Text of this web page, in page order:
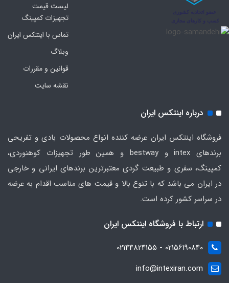
لیست قیمت
تجهیزات کمپینگ
تماس با اینتکس ایران
وبلاگ
قوانین و مقررات
نقشه سایت
درباره اینتکس ایران
فروشگاه اینتکس ایران عرضه کننده انواع محصولات بادی و تفریحی
برندهای intex و bestway و همین طور تجهیزات کوهنوردی،
کمپینگ، سفری و طبیعت گردی معتبرترین برندهای ایرانی و خارجی
در ایران می باشد که با تنوع بالا و قیمت های مناسب اقدام به عرضه
در سراسر کشور کرده است.
ارتباط با فروشگاه اینتکس ایران
02156190840 - 02144824155
info@intexiran.com